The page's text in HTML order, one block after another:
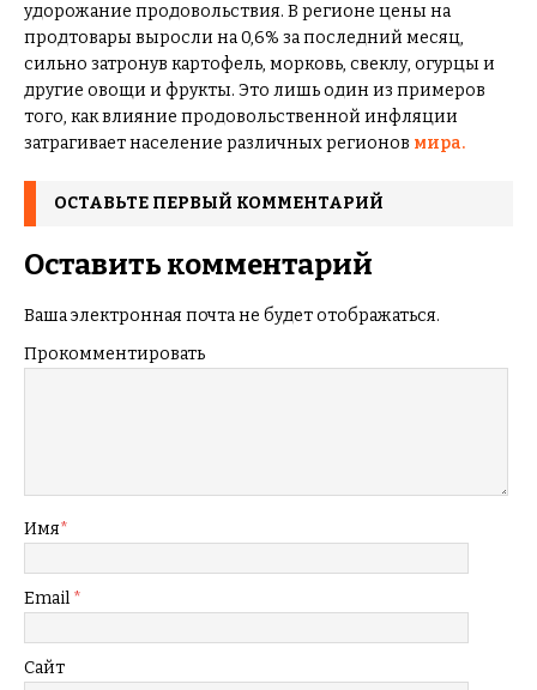
удорожание продовольствия. В регионе цены на
продтовары выросли на 0,6% за последний месяц,
сильно затронув картофель, морковь, свеклу, огурцы и
другие овощи и фрукты. Это лишь один из примеров
того, как влияние продовольственной инфляции
затрагивает население различных регионов мира.
ОСТАВЬТЕ ПЕРВЫЙ КОММЕНТАРИЙ
Оставить комментарий
Ваша электронная почта не будет отображаться.
Прокомментировать
Имя*
Email *
Сайт